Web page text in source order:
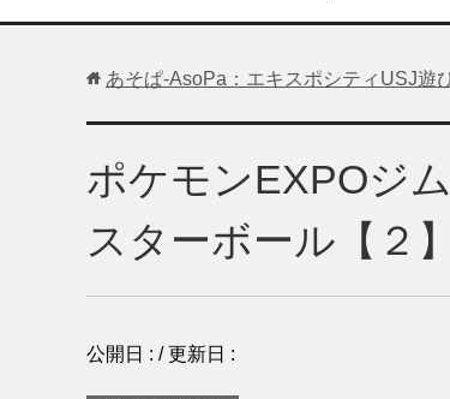
あそぱ-AsoPa：エキスポシティUSJ遊
ポケモンEXPOジ
スターボール【２】
公開日 : / 更新日 :